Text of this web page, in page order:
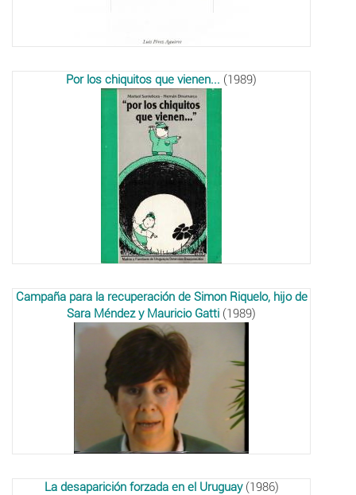
Por los chiquitos que vienen... (1989)
Campaña para la recuperación de Simon Riquelo, hijo de
Sara Méndez y Mauricio Gatti (1989)
La desaparición forzada en el Uruguay(1986)